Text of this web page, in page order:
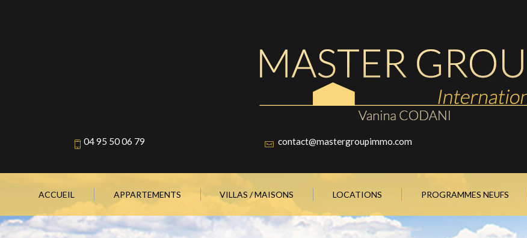
04 95 50 06 79 contact@mastergroupimmo.com
ACCUEIL APPARTEMENTS VILLAS / MAISONS LOCATIONS PROGRAMMES NEUFS